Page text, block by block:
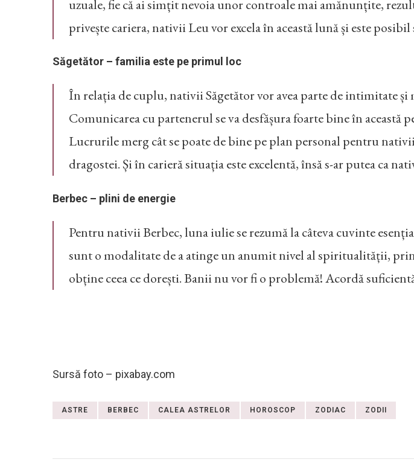
uzuale, fie că ai simțit nevoia unor controale mai amănunțite,
privește cariera, nativii Leu vor excela în această lună și este
Săgetător – familia este pe primul loc
În relația de cuplu, nativii Săgetător vor avea parte de intimitate
Comunicarea cu partenerul se va desfășura foarte bine în
Lucrurile merg cât se poate de bine pe plan personal pentru
dragostei. Și în carieră situația este excelentă, însă s-ar putea ca
Berbec – plini de energie
Pentru nativii Berbec, luna iulie se rezumă la câteva cuvinte
sunt o modalitate de a atinge un anumit nivel al spiritualității,
obține ceea ce dorești. Banii nu vor fi o problemă! Acordă
Sursă foto – pixabay.com
ASTRE BERBEC CALEA ASTRELOR HOROSCOP ZODIAC ZODII